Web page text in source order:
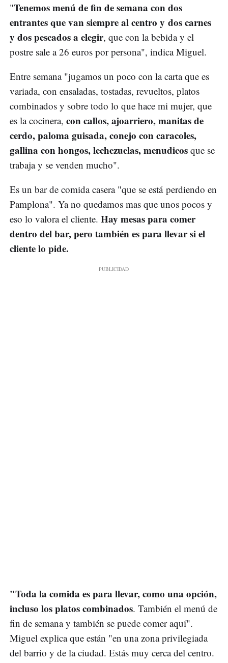
"Tenemos menú de fin de semana con dos
entrantes que van siempre al centro y dos carnes
y dos pescados a elegir, que con la bebida y el
postre sale a 26 euros por persona", indica Miguel.
Entre semana "jugamos un poco con la carta que es
variada, con ensaladas, tostadas, revueltos, platos
combinados y sobre todo lo que hace mi mujer, que
es la cocinera, con callos, ajoarriero, manitas de
cerdo, paloma guisada, conejo con caracoles,
gallina con hongos, lechezuelas, menudicos que se
trabaja y se venden mucho".
Es un bar de comida casera "que se está perdiendo en
Pamplona". Ya no quedamos mas que unos pocos y
eso lo valora el cliente. Hay mesas para comer
dentro del bar, pero también es para llevar si el
cliente lo pide.
"Toda la comida es para llevar, como una opción,
incluso los platos combinados. También el menú de
fin de semana y también se puede comer aquí".
Miguel explica que están "en una zona privilegiada
del barrio y de la ciudad. Estás muy cerca del centro.